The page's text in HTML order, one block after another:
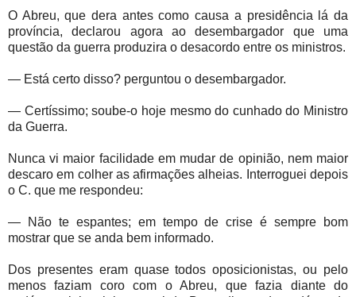
O Abreu, que dera antes como causa a presidência lá da
província, declarou agora ao desembargador que uma
questão da guerra produzira o desacordo entre os ministros.
— Está certo disso? perguntou o desembargador.
— Certíssimo; soube-o hoje mesmo do cunhado do Ministro
da Guerra.
Nunca vi maior facilidade em mudar de opinião, nem maior
descaro em colher as afirmações alheias. Interroguei depois
o C. que me respondeu:
— Não te espantes; em tempo de crise é sempre bom
mostrar que se anda bem informado.
Dos presentes eram quase todos oposicionistas, ou pelo
menos faziam coro com o Abreu, que fazia diante do